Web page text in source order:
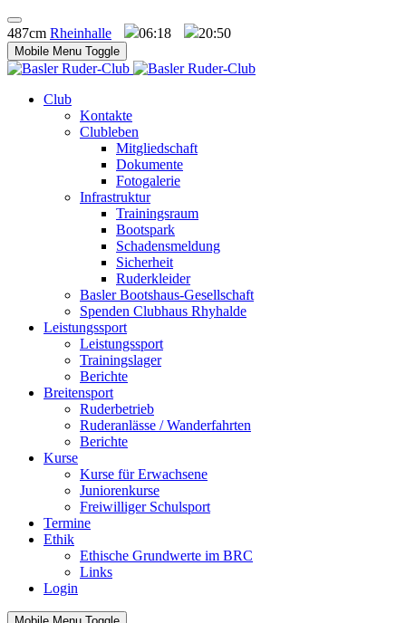
487cm Rheinhalle 06:18 20:50
Mobile Menu Toggle
Club
Kontakte
Clubleben
Mitgliedschaft
Dokumente
Fotogalerie
Infrastruktur
Trainingsraum
Bootspark
Schadensmeldung
Sicherheit
Ruderkleider
Basler Bootshaus-Gesellschaft
Spenden Clubhaus Rhyhalde
Leistungssport
Leistungssport
Trainingslager
Berichte
Breitensport
Ruderbetrieb
Ruderanlässe / Wanderfahrten
Berichte
Kurse
Kurse für Erwachsene
Juniorenkurse
Freiwilliger Schulsport
Termine
Ethik
Ethische Grundwerte im BRC
Links
Login